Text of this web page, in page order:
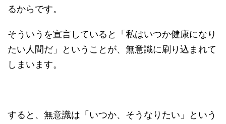
るからです。
そういうを宣言していると「私はいつか健康になり
たい人間だ」ということが、無意識に刷り込まれて
しまいます。
すると、無意識は「いつか、そうなりたい」という